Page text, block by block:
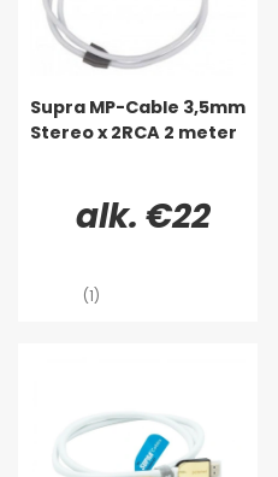
Supra MP-Cable 3,5mm
Stereo x 2RCA 2 meter
alk. €22
(1)